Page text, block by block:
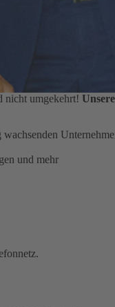
nicht umgekehrt! Unsere
wachsenden
und mehr